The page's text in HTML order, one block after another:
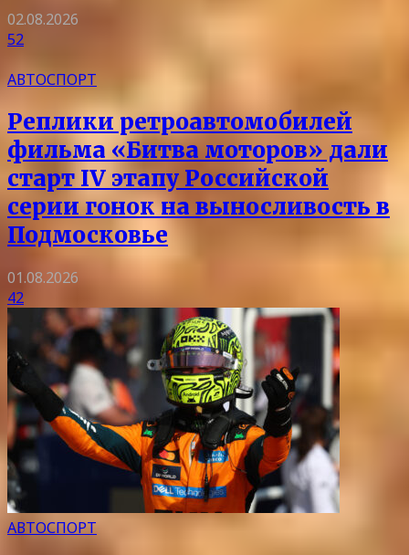
02.08.2026
52
АВТОСПОРТ
Реплики ретроавтомобилей
фильма «Битва моторов» дали
старт IV этапу Российской
серии гонок на выносливость в
Подмосковье
01.08.2026
42
АВТОСПОРТ